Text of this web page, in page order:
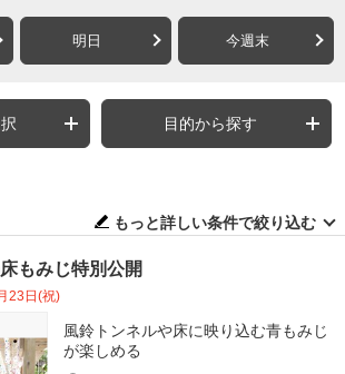
明日 今週末
目的から探す
もっと詳しい条件で絞り込む
もみじ特別公開
23日(祝)
風鈴トンネルや床に映り込む青もみじ
が楽しめる